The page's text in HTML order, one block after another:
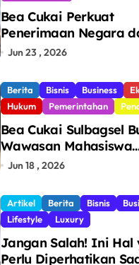
Bea Cukai Perkuat
Penerimaan Negara
Pengawasan, Setor
Jun 23 , 2026
Berita Bisnis Business
Hukum
Pemerintahan
Bea Cukai Sulbagsel
Wawasan Mahasiswa
Politeknik Bosowa
dan Pencegahan
Ilegal
Jun 18 , 2026
Artikel Berita Bisnis
Lifestyle
Luxury
Jangan Salah! Ini Hal
Perlu Diperhatikan